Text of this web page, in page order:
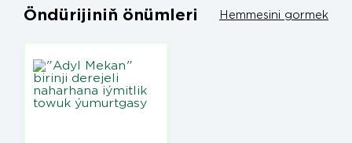
Öndürijiniň önümleri Hemmesini gormek